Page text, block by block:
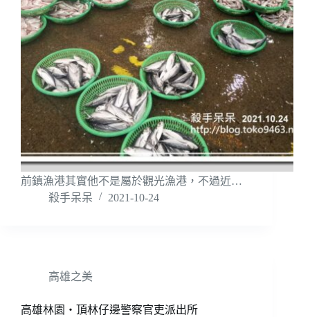
前鎮漁港其實他不是屬於觀光漁港，不過近…
殺手呆呆
2021-10-24
高雄之美
高雄林園‧頂林仔邊警察官吏派出所